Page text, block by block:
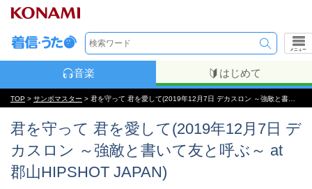
メニュー
音楽 はじめて
TOP > サンボマスター > 君を守って 君を愛して(2019年12月7日 デカスロン ～強敵と書いて友と呼ぶ～ at 郡山HIPSHOT JAPAN)
君を守って 君を愛して(2019年12月7日 デ
カスロン ～強敵と書いて友と呼ぶ～ at
郡山HIPSHOT JAPAN)